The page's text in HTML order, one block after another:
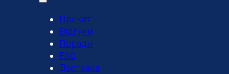
Прокат
Відгуки
Поради
FAQ
Доставка